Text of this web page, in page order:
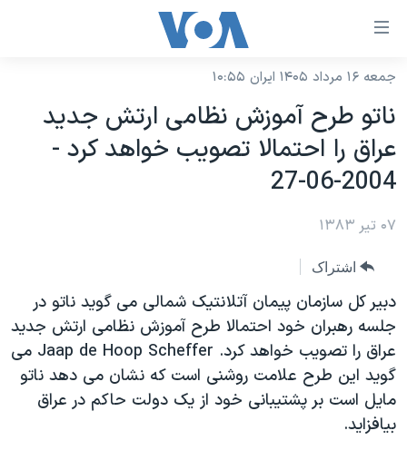
لینکهای
دسترسی
جهش
محتوای
اصلی
صفحه
جهش
به
جستجو
نسخه سبک وب‌سایت
موضوع ها
آمریکا
جهان
ورزشی
گزیده‌ها
ویژه برنامه‌ها
ویدیوها
فرهنگ و زندگی
برنامه های تلویزیونی
جدول برنامه ها
صفحه‌های ویژه
جام جهانی ۲۰۲۶
عملیات خشم حماسی
۲۵۰سالگی آمریکا
بایگانی برنامه‌های تلویزیونی
مستندها
فرکانس‌های صدای آمریکا
پخش رادیویی
یادگیری زبان انگلیسی
دنبال کنید
جمعه ۱۶ مرداد ۱۴۰۵ ایران ۱۰:۵۵
ناتو طرح آموزش نظامی ارتش جديد
عراق را احتمالا تصويب خواهد کرد -
2004-06-27
۰۷ تیر ۱۳۸۳
اشتراک
دبير کل سازمان پيمان آتلانتيک شمالی می گويد ناتو در
جلسه رهبران خود احتمالا طرح آموزش نظامی ارتش جديد
عراق را تصويب خواهد کرد. Jaap de Hoop Scheffer می
گويد اين طرح علامت روشنی است که نشان می دهد ناتو
مايل است بر پشتيبانی خود از يک دولت حاکم در عراق
بيافزايد.